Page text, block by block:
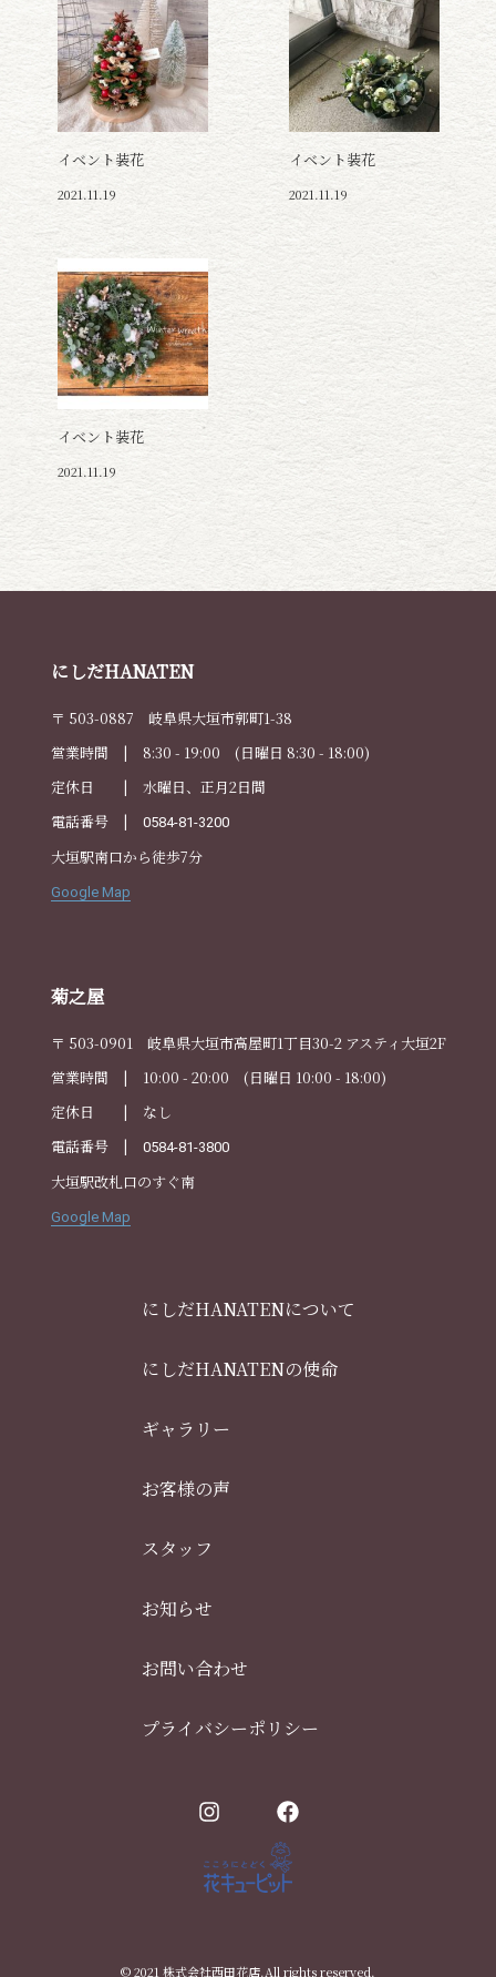
イベント装花
2021.11.19
イベント装花
2021.11.19
イベント装花
2021.11.19
にしだHANATEN
〒 503-0887 岐阜県大垣市郭町1-38
営業時間 | 8:30 - 19:00 (日曜日 8:30 - 18:00)
定休日 | 水曜日、正月2日間
電話番号 |
0584-81-3200
大垣駅南口から徒歩7分
Google Map
菊之屋
〒 503-0901 岐阜県大垣市高屋町1丁目30-2 アスティ大垣2F
営業時間 | 10:00 - 20:00 (日曜日 10:00 - 18:00)
定休日 | なし
電話番号 |
0584-81-3800
大垣駅改札口のすぐ南
Google Map
にしだHANATENについて
にしだHANATENの使命
ギャラリー
お客様の声
スタッフ
お知らせ
お問い合わせ
プライバシーポリシー
© 2021 株式会社西田花店.All rights reserved.